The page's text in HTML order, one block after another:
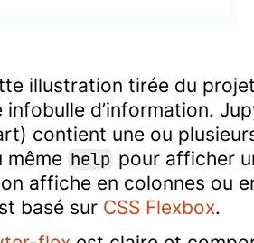
illustration tirée du
infobulle d’information.
contient une ou
même help pour afficher
affiche en colonnes ou
basé sur CSS Flexbox.